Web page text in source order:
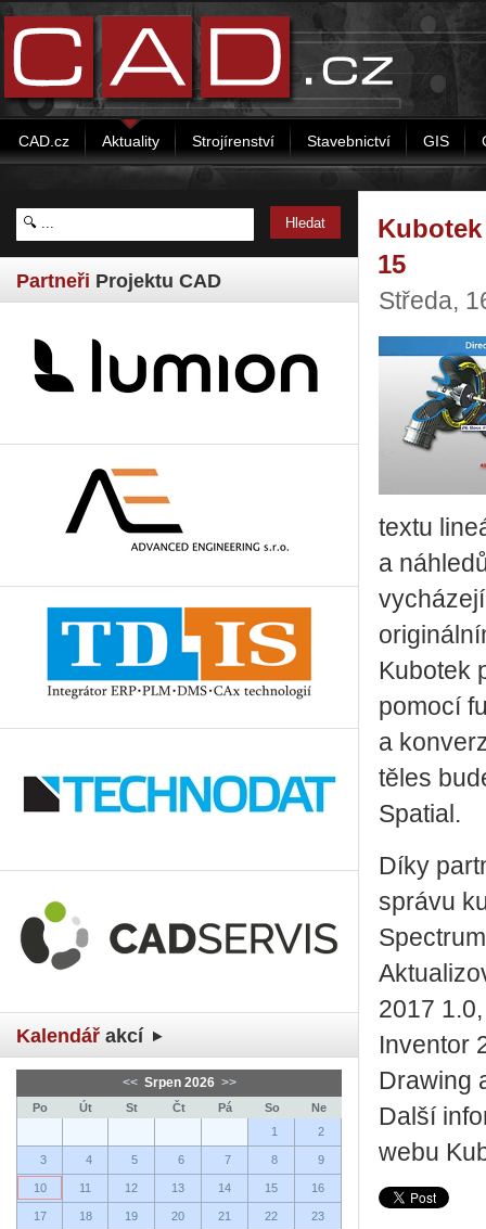
CAD.cz Aktuality Strojírenství Stavebnictví GIS
Partneři Projektu CAD
Kalendář akcí
<< Srpen 2026 >>
Po Út St Čt Pá So
Ne
1
2
3 4 5 6 7 8 9
10 11 12 13 14 15 16
17 18 19 20 21 22 23
15
Středa,
textu
a
Kubotek
pomocí
a
těles
Spatial.
Díky
správu
2017
Inventor
Drawing
Další
webu